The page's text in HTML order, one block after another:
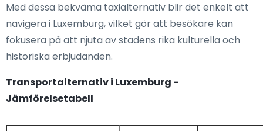
Med dessa bekväma taxialternativ blir det enkelt att
navigera i Luxemburg, vilket gör att besökare kan
fokusera på att njuta av stadens rika kulturella och
historiska erbjudanden.
Transportalternativ i Luxemburg -
Jämförelsetabell